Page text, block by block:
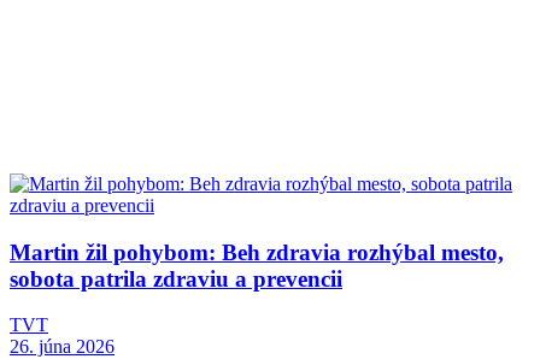
Martin žil pohybom: Beh zdravia rozhýbal mesto,
sobota patrila zdraviu a prevencii
TVT
26. júna 2026